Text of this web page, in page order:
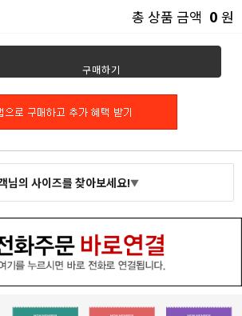
총 상품 금액 0 원
구매하기
님의 사이즈를 찾아보세요!▼